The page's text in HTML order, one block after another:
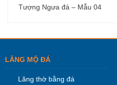
Tượng Ngưa đá – Mẫu 04
LĂNG MỘ ĐÁ
Lăng thờ bằng đá